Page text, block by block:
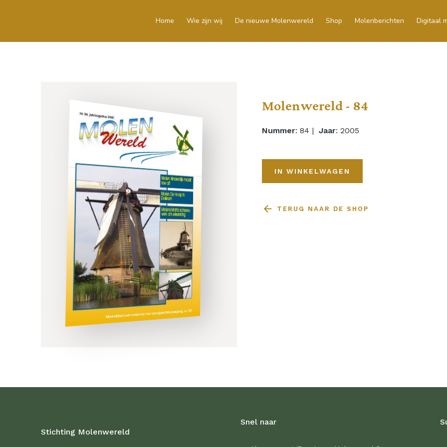
Home Wie zijn wij De nieuwe Molenwereld Shop Molenberichten Digitaal
Molenwereld - 84
Nummer: 84 |Jaar: 2005
IN WINKELWAGEN
TERUG NAAR DE SHOP
Stichting Molenwereld
Snel naar